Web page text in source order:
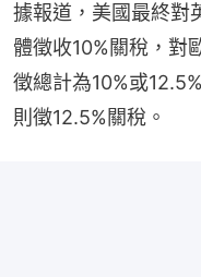
據報道，美國最終對
體徵收10%關稅，對
徵總計為10%或
則徵12.5%關稅。